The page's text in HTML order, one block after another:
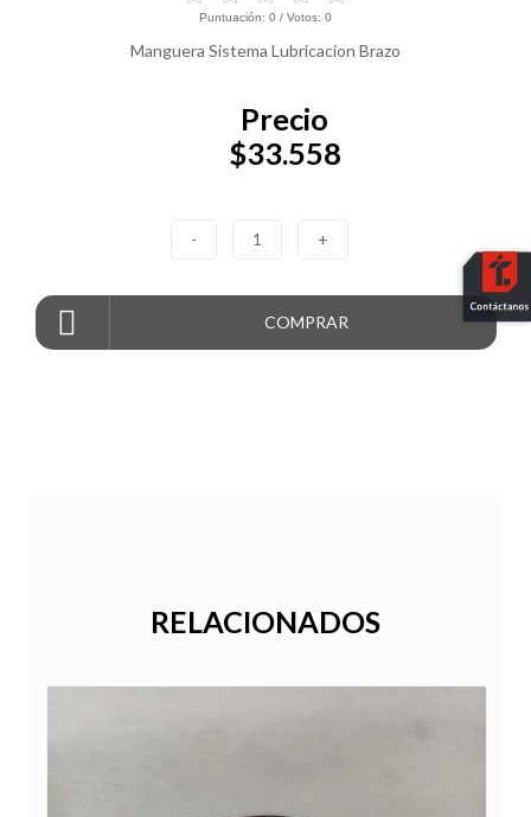
Puntuación: 0 / Votos: 0
Manguera Sistema Lubricacion Brazo
Precio
$33.558
- 1 +
COMPRAR
RELACIONADOS